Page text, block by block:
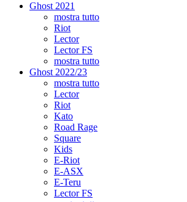
Ghost 2021
mostra tutto
Riot
Lector
Lector FS
mostra tutto
Ghost 2022/23
mostra tutto
Lector
Riot
Kato
Road Rage
Square
Kids
E-Riot
E-ASX
E-Teru
Lector FS